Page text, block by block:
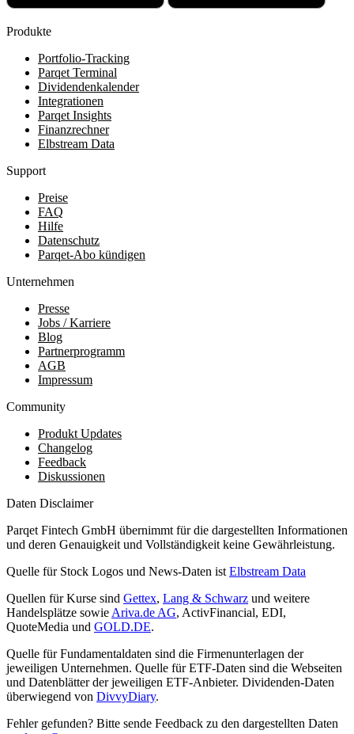
Produkte
Portfolio-Tracking
Parqet Terminal
Dividendenkalender
Integrationen
Parqet Insights
Finanzrechner
Elbstream Data
Support
Preise
FAQ
Hilfe
Datenschutz
Parqet-Abo kündigen
Unternehmen
Presse
Jobs / Karriere
Blog
Partnerprogramm
AGB
Impressum
Community
Produkt Updates
Changelog
Feedback
Diskussionen
Daten Disclaimer
Parqet Fintech GmbH übernimmt für die dargestellten Informationen
und deren Genauigkeit und Vollständigkeit keine Gewährleistung.
Quelle für Stock Logos und News-Daten ist Elbstream Data
Quellen für Kurse sind Gettex, Lang & Schwarz und weitere
Handelsplätze sowie Ariva.de AG, ActivFinancial, EDI,
QuoteMedia und GOLD.DE.
Quelle für Fundamentaldaten sind die Firmenunterlagen der
jeweiligen Unternehmen. Quelle für ETF-Daten sind die Webseiten
und Datenblätter der jeweiligen ETF-Anbieter. Dividenden-Daten
überwiegend von DivvyDiary.
Fehler gefunden? Bitte sende Feedback zu den dargestellten Daten